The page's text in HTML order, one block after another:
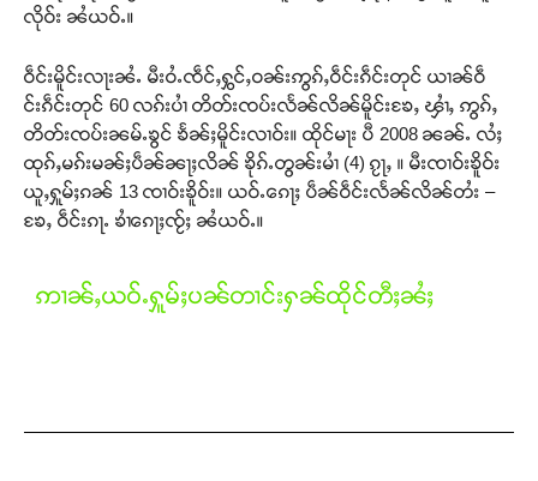
Support SHAN
လိုဝ်း ၼႆယဝ်ႉ။
ဝဵင်းမိူင်းလႃးၼႆႉ မီးဝႆႉၸဵင်ႇႁွင်ႇဝၼ်းဢွၵ်ႇဝဵင်းၵဵင်းတုင် ယၢၼ်ဝဵ
င်းၵဵင်းတုင် 60 လၵ်းပၢႆ တိတ်းၸပ်းလႅၼ်လိၼ်မိူင်းၶႄႇ ၾၢႆႇ ဢွၵ်ႇ
တိတ်းၸပ်းၼမ်ႉၶွင် ၶႅၼ်ႈမိူင်းလၢဝ်း။ ထိုင်မႃး ပီ 2008 ၼၼ်ႉ လႆႈ
ထုၵ်ႇမၵ်းမၼ်ႈပဵၼ်ၼႃႈလိၼ် ၶိုၵ်ႉတွၼ်းမၢႆ (4) ၵႂႃႇ ။ မီးၸၢဝ်းၶိူဝ်း
ယူႇႁူမ်ႈၵၼ် 13 ၸၢဝ်းၶိူဝ်း။ ယဝ်ႉၵေႃႈ ပဵၼ်ဝဵင်းလႅၼ်လိၼ်တႆး –
ၶႄႇ ဝဵင်းၵႃႉ ၶၢႆၵေႃႈၸႂ်ႈ ၼႆယဝ်ႉ။
ဢၢၼ်ႇယဝ်ႉႁူမ်ႈပၼ်တၢင်းႁၼ်ထိုင်တီႈၼႆႈ